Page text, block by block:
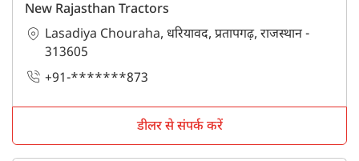
New Rajasthan Tractors
Lasadiya Chouraha, धरियावद, प्रतापगढ़, राजस्थान -
313605
+91-*******873
डीलर से संपर्क करें